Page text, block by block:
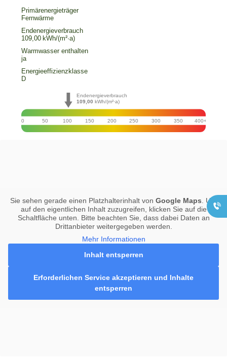
Primärenergieträger
Fernwärme
Endenergie­verbrauch
109,00 kWh/(m²·a)
Warmwasser enthalten
ja
Energie­effizienz­klasse
D
0 50 100 150 200 250 300 350 400+
Endenergieverbrauch
109,00 kWh/(m²·a)
Sie sehen gerade einen Platzhalterinhalt von Google Maps. Um
auf den eigentlichen Inhalt zuzugreifen, klicken Sie auf die
Schaltfläche unten. Bitte beachten Sie, dass dabei Daten an
Drittanbieter weitergegeben werden.
Mehr Informationen
Inhalt entsperren
Erforderlichen Service akzeptieren und Inhalte
entsperren
0171 - 83 43 110
Büro Krakow am
See